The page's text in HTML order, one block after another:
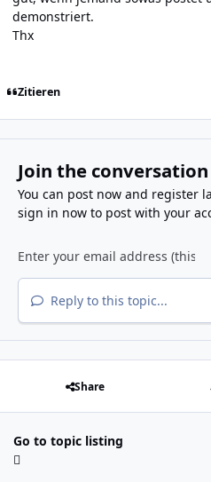
demonstriert.
Thx
Zitieren
Join the conversation
You can post now and register
sign in nowto post with your
Reply to this topic...
Share
Go to topic listing